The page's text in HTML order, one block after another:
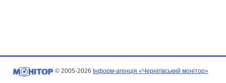
© 2005-2026 Інформ-агенція «Чернігівський монітор»